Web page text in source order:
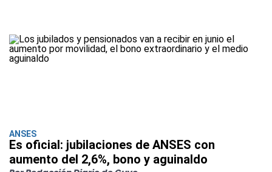
ANSES
Es oficial: jubilaciones de ANSES con
aumento del 2,6%, bono y aguinaldo